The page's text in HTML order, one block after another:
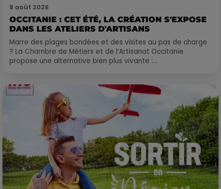
8 août 2026
OCCITANIE : CET ÉTÉ, LA CRÉATION S'EXPOSE
DANS LES ATELIERS D'ARTISANS
Marre des plages bondées et des visites au pas de charge
? La Chambre de Métiers et de l’Artisanat Occitanie
propose une alternative bien plus vivante :...